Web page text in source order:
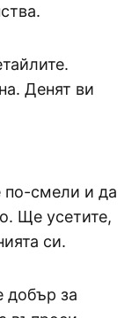
Денят ви
по-смели и да
Ще усетите,
си.
добър за